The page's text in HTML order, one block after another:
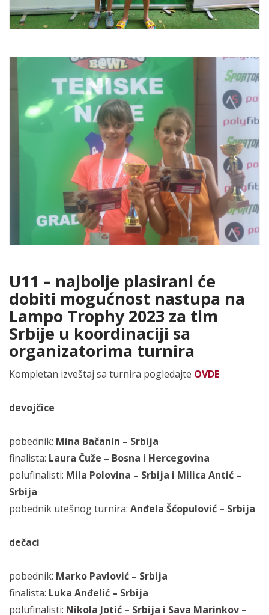
U11 – najbolje plasirani će
dobiti mogućnost nastupa na
Lampo Trophy 2023 za tim
Srbije u koordinaciji sa
organizatorima turnira
Kompletan izveštaj sa turnira pogledajte OVDE
devojčice
pobednik: Mina Bačanin – Srbija
finalista: Laura Čuže – Bosna i Hercegovina
polufinalisti: Mila Polovina – Srbija i Milica Antić –
Srbija
pobednik utešnog turnira: Anđela Šćopulović – Srbija
dečaci
pobednik: Marko Pavlović – Srbija
finalista: Luka Anđelić – Srbija
polufinalisti: Nikola Jotić – Srbija i Sava Marinkov –